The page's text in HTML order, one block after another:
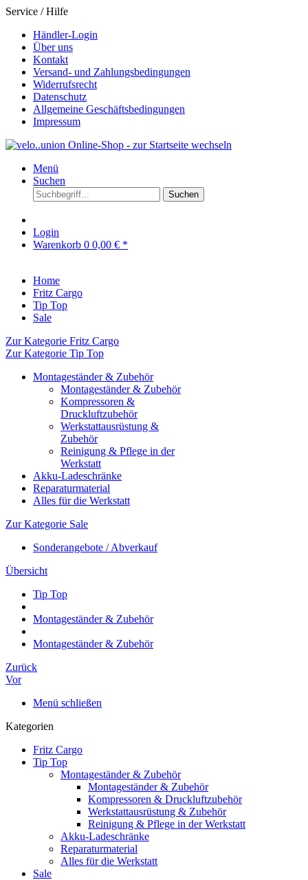
Service / Hilfe
Händler-Login
Über uns
Kontakt
Versand- und Zahlungsbedingungen
Widerrufsrecht
Datenschutz
Allgemeine Geschäftsbedingungen
Impressum
Menü
Suchen
Suchen
Login
Warenkorb 0 0,00 € *
Home
Fritz Cargo
Tip Top
Sale
Zur Kategorie Fritz Cargo
Zur Kategorie Tip Top
Montageständer & Zubehör
Montageständer & Zubehör
Kompressoren &
Druckluftzubehör
Werkstattausrüstung &
Zubehör
Reinigung & Pflege in der
Werkstatt
Akku-Ladeschränke
Reparaturmaterial
Alles für die Werkstatt
Zur Kategorie Sale
Sonderangebote / Abverkauf
Übersicht
Tip Top
Montageständer & Zubehör
Montageständer & Zubehör
Zurück
Vor
Menü schließen
Kategorien
Fritz Cargo
Tip Top
Montageständer & Zubehör
Montageständer & Zubehör
Kompressoren & Druckluftzubehör
Werkstattausrüstung & Zubehör
Reinigung & Pflege in der Werkstatt
Akku-Ladeschränke
Reparaturmaterial
Alles für die Werkstatt
Sale